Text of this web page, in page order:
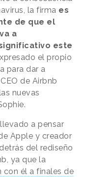
la firma es
de que el
a
este
el propio
para dar a
de Airbnb
nuevas
a pensar
Apple y creador
del rediseño
ya que la
con él a finales de